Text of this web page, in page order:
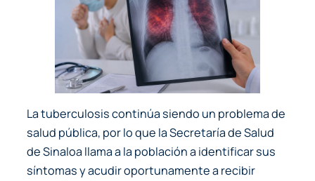
La tuberculosis continúa siendo un problema de
salud pública, por lo que la Secretaría de Salud
de Sinaloa llama a la población a identificar sus
síntomas y acudir oportunamente a recibir